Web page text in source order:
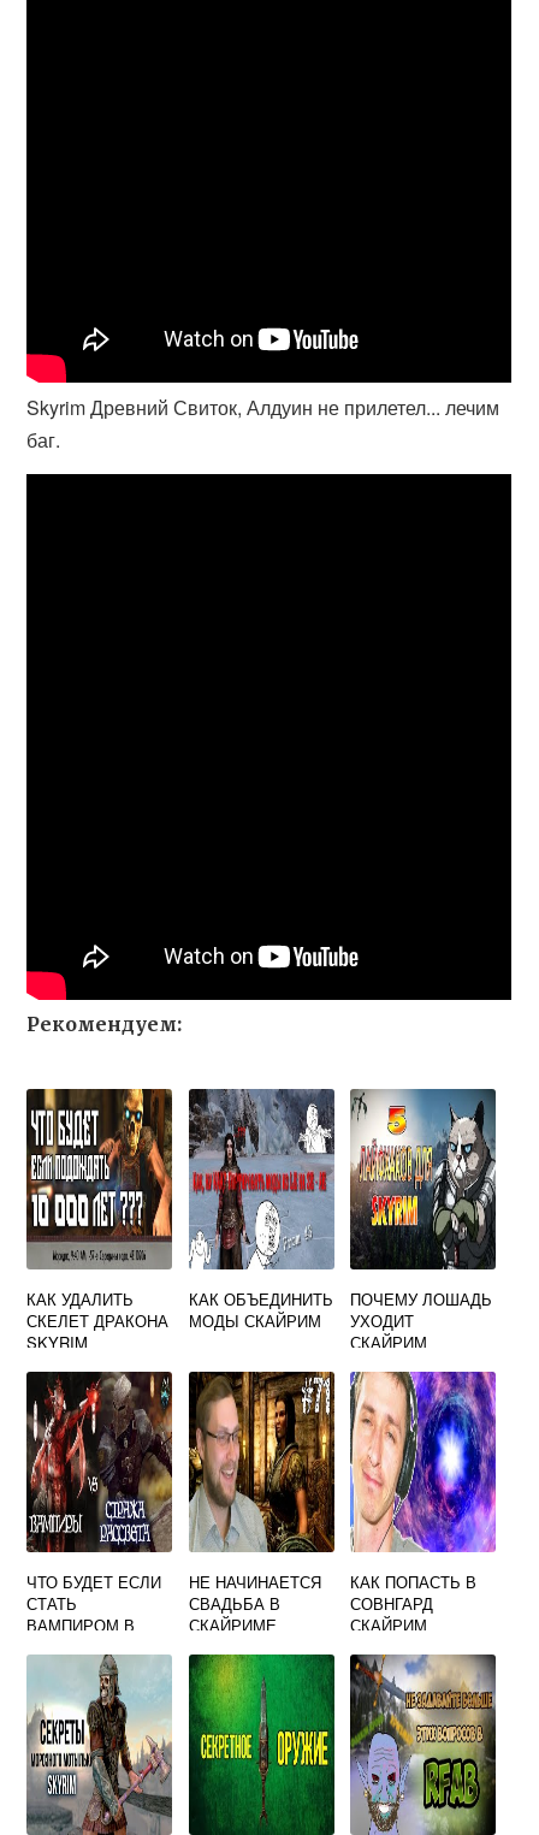
Skyrim Древний Свиток, Алдуин не прилетел... лечим
баг.
Рекомендуем:
КАК УДАЛИТЬ
СКЕЛЕТ ДРАКОНА
SKYRIM
КАК ОБЪЕДИНИТЬ
МОДЫ СКАЙРИМ
ПОЧЕМУ ЛОШАДЬ
УХОДИТ
СКАЙРИМ
ЧТО БУДЕТ ЕСЛИ
СТАТЬ
ВАМПИРОМ В
НЕ НАЧИНАЕТСЯ
СВАДЬБА В
СКАЙРИМЕ
КАК ПОПАСТЬ В
СОВНГАРД
СКАЙРИМ